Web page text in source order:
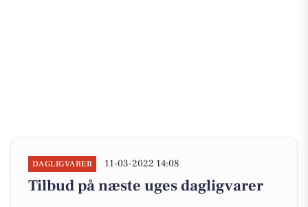
DAGLIGVARER 11-03-2022 14:08
Tilbud på næste uges dagligvarer